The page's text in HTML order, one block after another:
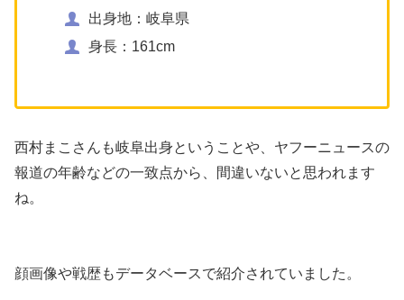
出身地：岐阜県
身長：161cm
西村まこさんも岐阜出身ということや、ヤフーニュースの
報道の年齢などの一致点から、間違いないと思われます
ね。
顔画像や戦歴もデータベースで紹介されていました。